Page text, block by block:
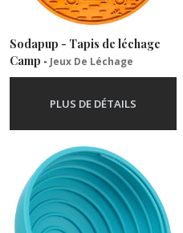
Sodapup - Tapis de léchage
Camp - Jeux De Léchage
PLUS DE DÉTAILS